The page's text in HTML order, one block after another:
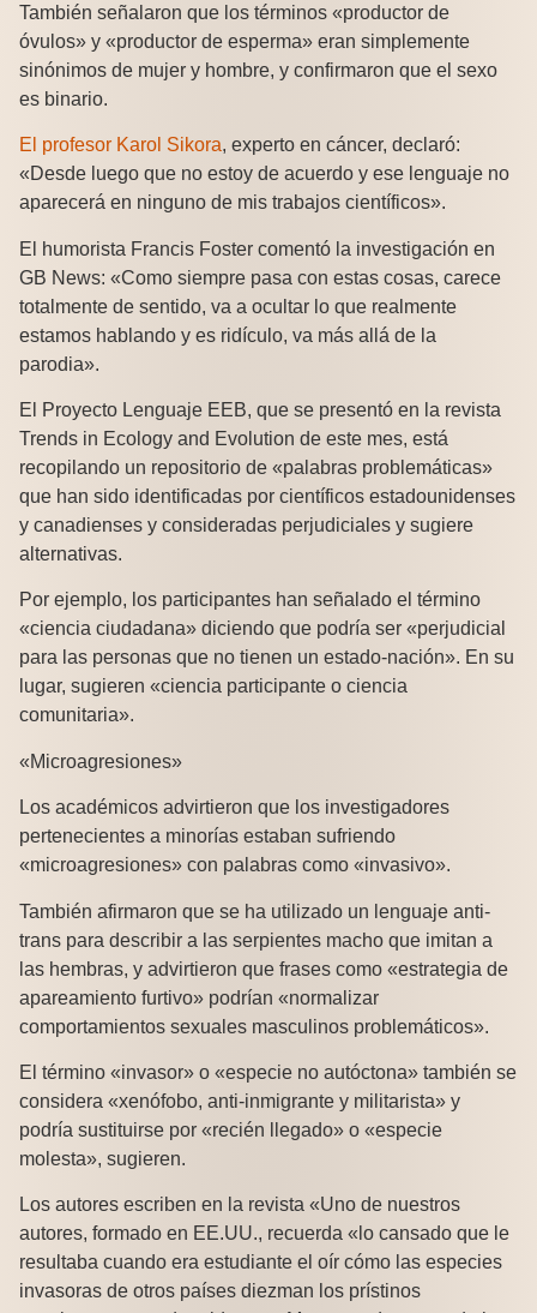
También señalaron que los términos «productor de
óvulos» y «productor de esperma» eran simplemente
sinónimos de mujer y hombre, y confirmaron que el sexo
es binario.
El profesor Karol Sikora, experto en cáncer, declaró:
«Desde luego que no estoy de acuerdo y ese lenguaje no
aparecerá en ninguno de mis trabajos científicos».
El humorista Francis Foster comentó la investigación en
GB News: «Como siempre pasa con estas cosas, carece
totalmente de sentido, va a ocultar lo que realmente
estamos hablando y es ridículo, va más allá de la
parodia».
El Proyecto Lenguaje EEB, que se presentó en la revista
Trends in Ecology and Evolution de este mes, está
recopilando un repositorio de «palabras problemáticas»
que han sido identificadas por científicos estadounidenses
y canadienses y consideradas perjudiciales y sugiere
alternativas.
Por ejemplo, los participantes han señalado el término
«ciencia ciudadana» diciendo que podría ser «perjudicial
para las personas que no tienen un estado-nación». En su
lugar, sugieren «ciencia participante o ciencia
comunitaria».
«Microagresiones»
Los académicos advirtieron que los investigadores
pertenecientes a minorías estaban sufriendo
«microagresiones» con palabras como «invasivo».
También afirmaron que se ha utilizado un lenguaje anti-
trans para describir a las serpientes macho que imitan a
las hembras, y advirtieron que frases como «estrategia de
apareamiento furtivo» podrían «normalizar
comportamientos sexuales masculinos problemáticos».
El término «invasor» o «especie no autóctona» también se
considera «xenófobo, anti-inmigrante y militarista» y
podría sustituirse por «recién llegado» o «especie
molesta», sugieren.
Los autores escriben en la revista «Uno de nuestros
autores, formado en EE.UU., recuerda «lo cansado que le
resultaba cuando era estudiante el oír cómo las especies
invasoras de otros países diezman los prístinos